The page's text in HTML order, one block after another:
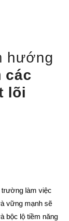
hướng
các
lõi
trường làm việc
vững mạnh sẽ
bộc lộ tiềm năng